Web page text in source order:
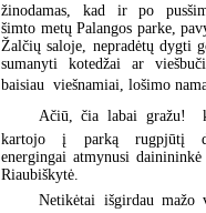
žinodamas, kad ir po
šimto metų Palangos parke,
Žalčių saloje, nepradėtų dygti
sumanyti kotedžai ar
baisiau  viešnamiai, lošimo
 Ačiū, čia labai gražu! 
kartojo į parką rugpjūtį
energingai atmynusi
Riaubiškytė.
 Netikėtai išgirdau mažo